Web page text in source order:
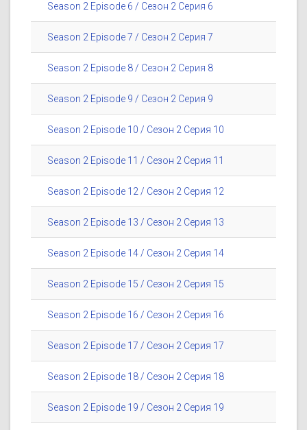
Season 2 Episode 6 / Сезон 2 Серия 6
Season 2 Episode 7 / Сезон 2 Серия 7
Season 2 Episode 8 / Сезон 2 Серия 8
Season 2 Episode 9 / Сезон 2 Серия 9
Season 2 Episode 10 / Сезон 2 Серия 10
Season 2 Episode 11 / Сезон 2 Серия 11
Season 2 Episode 12 / Сезон 2 Серия 12
Season 2 Episode 13 / Сезон 2 Серия 13
Season 2 Episode 14 / Сезон 2 Серия 14
Season 2 Episode 15 / Сезон 2 Серия 15
Season 2 Episode 16 / Сезон 2 Серия 16
Season 2 Episode 17 / Сезон 2 Серия 17
Season 2 Episode 18 / Сезон 2 Серия 18
Season 2 Episode 19 / Сезон 2 Серия 19